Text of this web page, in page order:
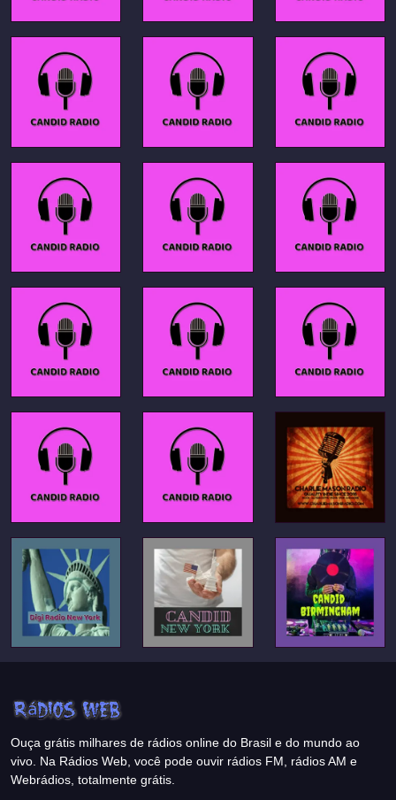
Ouça grátis milhares de rádios online do Brasil e do mundo ao
vivo. Na Rádios Web, você pode ouvir rádios FM, rádios AM e
Webrádios, totalmente grátis.